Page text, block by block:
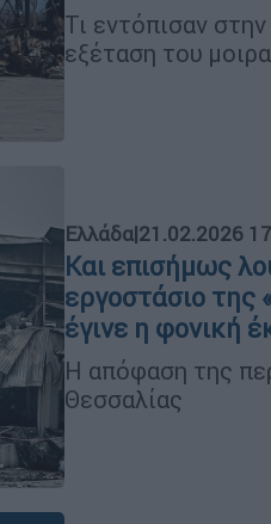
Τι εντόπισαν
εξέταση του
Ελλάδα|21.02.2026
Και επισήμως
εργοστάσιο της
έγινε η φονική
Η απόφαση της
Θεσσαλίας